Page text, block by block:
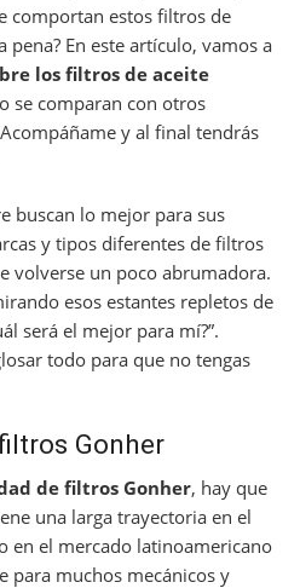
comportan estos filtros de
pena? En este artículo, vamos a
los filtros de aceite
se comparan con otros
y al final tendrás
buscan lo mejor para sus
y tipos diferentes de filtros
volverse un poco abrumadora.
esos estantes repletos de
será el mejor para mí?”.
todo para que no tengas
Gonher
de filtros Gonher, hay que
una larga trayectoria en el
en el mercado latinoamericano
para muchos mecánicos y